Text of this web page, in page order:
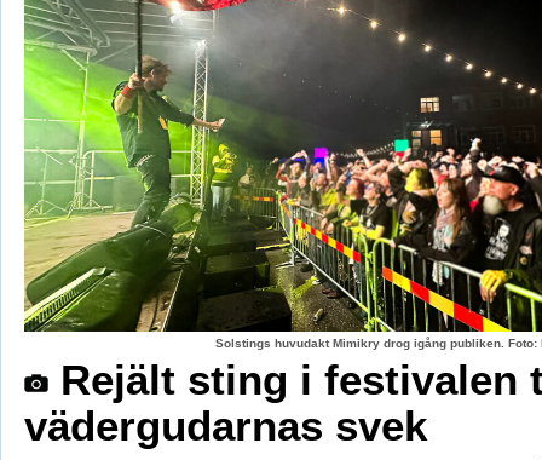
Solstings huvudakt Mimikry drog igång publiken.
Rejält sting i festivalen
vädergudarnas svek